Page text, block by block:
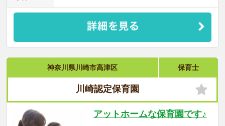
神奈川県川崎市高津区 保育士
川崎認定保育園
アットホームな保育園です♪